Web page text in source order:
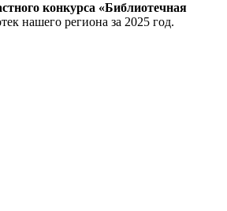
конкурса «Библиотечная
нашего региона за 2025 год.